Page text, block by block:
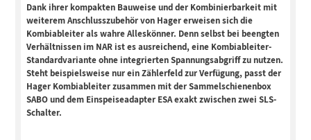
Dank ihrer kompakten Bauweise und der Kombinierbarkeit mit
weiterem Anschlusszubehör von Hager erweisen sich die
Kombiableiter als wahre Alleskönner. Denn selbst bei beengten
Verhältnissen im NAR ist es ausreichend, eine Kombiableiter-
Standardvariante ohne integrierten Spannungsabgriff zu nutzen.
Steht beispielsweise nur ein Zählerfeld zur Verfügung, passt der
Hager Kombiableiter zusammen mit der Sammelschienenbox
SABO und dem Einspeiseadapter ESA exakt zwischen zwei SLS-
Schalter.